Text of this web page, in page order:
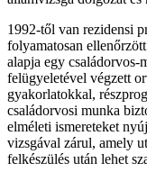
1992-től van rezidensi
folyamatosan
alapja egy családorvos-
felügyeletével végzett
gyakorlatokkal,
családorvosi munka
elméleti ismereteket
vizsgával zárul, amely
felkészülés után lehet